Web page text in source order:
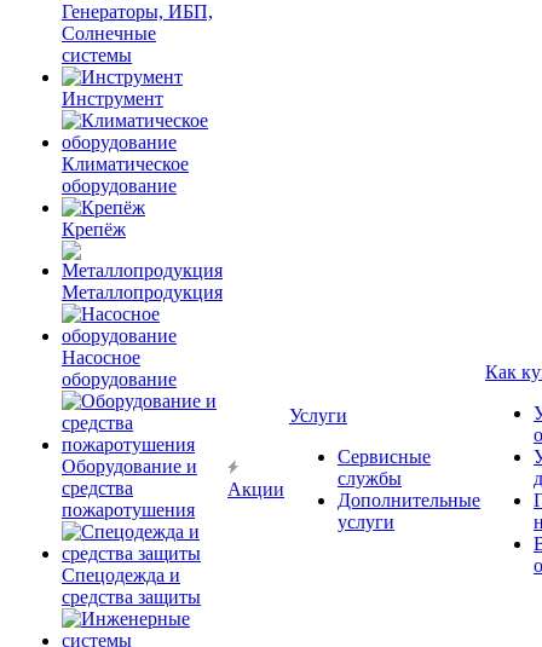
Генераторы, ИБП,
Солнечные
системы
Инструмент
Климатическое
оборудование
Крепёж
Металлопродукция
Насосное
оборудование
Оборудование и
средства
пожаротушения
Спецодежда и
средства защиты
Акции
Услуги
Сервисные
службы
Дополнительные
услуги
Как